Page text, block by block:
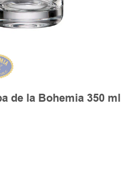
de la Bohemia 350 ml